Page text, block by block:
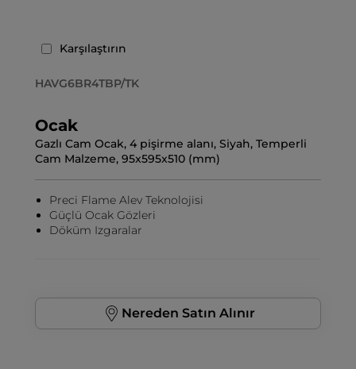
Karşılaştırın
HAVG6BR4TBP/TK
Ocak
Gazlı Cam Ocak, 4 pişirme alanı, Siyah, Temperli
Cam Malzeme, 95x595x510 (mm)
Preci Flame Alev Teknolojisi
Güçlü Ocak Gözleri
Döküm Izgaralar
Nereden Satın Alınır